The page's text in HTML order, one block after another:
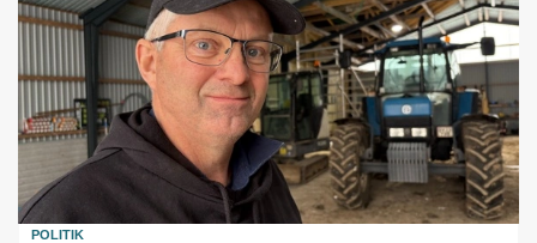
POLITIK